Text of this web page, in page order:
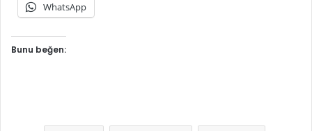
WhatsApp
Bunu beğen: